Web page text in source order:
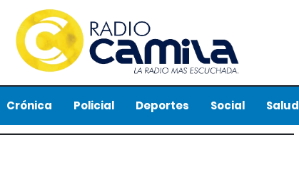
Crónica Policial Deportes Social Salud